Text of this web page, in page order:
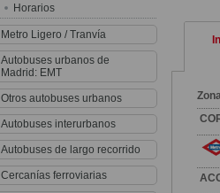
Horarios
Metro Ligero / Tranvía
Autobuses urbanos de
Madrid: EMT
Otros autobuses urbanos
Autobuses interurbanos
Autobuses de largo recorrido
Cercanías ferroviarias